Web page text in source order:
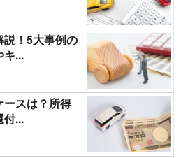
！5大事例の
キ...
ースは？所得
付...